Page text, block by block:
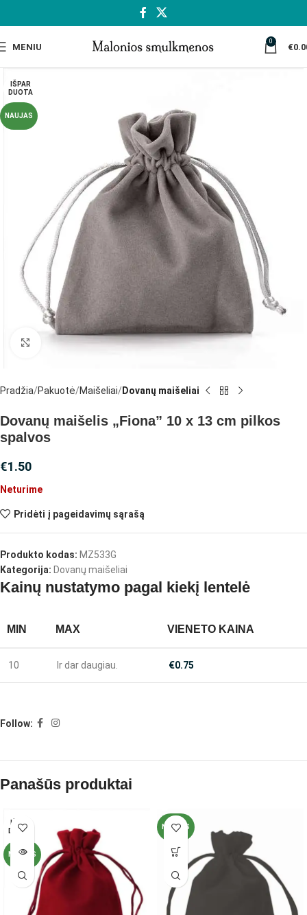
MENIU
0
€
IŠPAR
DUOTA
NAUJAS
Spustelėkite, jei norite padidinti
Pradžia Pakuotė Maišeliai Dovanų maišeliai
Dovanų maišelis „Fiona” 10 x 13 cm pilkos
spalvos
€1.50
Neturime
Pridėti į pageidavimų sąrašą
Produkto kodas: MZ533G
Kategorija: Dovanų maišeliai
Kainų nustatymo pagal kiekį lentelė
MIN MAX VIENETO KAINA
10 Ir dar daugiau. €0.75
Follow:
Panašūs produktai
IŠPAR
DUOTA
NAUJAS
NAUJAS